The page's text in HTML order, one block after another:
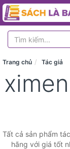
Trang chủ Tác giả
Tất cả sản phẩm
hãng với giá tốt